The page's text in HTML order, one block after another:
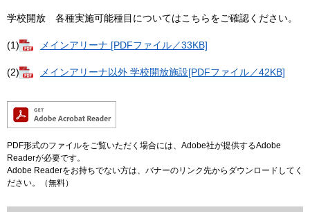
学校開放 各種実施可能種目についてはこちらをご確認ください。
(1) メインアリーナ [PDFファイル／33KB]
(2) メインアリーナ以外 学校開放施設[PDFファイル／42KB]
PDF形式のファイルをご覧いただく場合には、Adobe社が提供するAdobe
Readerが必要です。
Adobe Readerをお持ちでない方は、バナーのリンク先からダウンロードしてく
ださい。（無料）